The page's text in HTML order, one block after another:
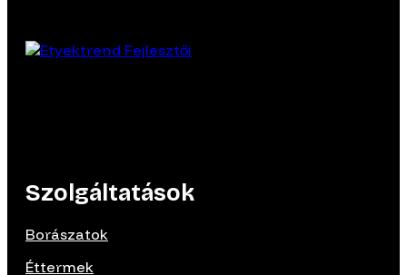
Szolgáltatások
Borászatok
Éttermek